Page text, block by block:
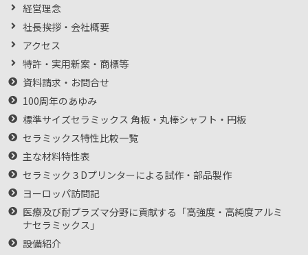
経営理念
社長挨拶・会社概要
アクセス
特許・実用新案・商標等
資料請求・お問合せ
100周年のあゆみ
標準サイズセラミックス 角板・丸棒シャフト・円板
セラミックス特性比較一覧
主な材料特性表
セラミック３Dプリンターによる試作・部品製作
ヨーロッパ訪問記
医療及び耐プラズマ分野に貢献する「高強度・高純度アルミ
ナセラミックス」
設備紹介